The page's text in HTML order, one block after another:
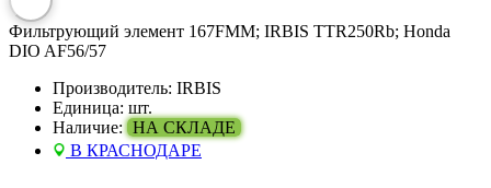
Фильтрующий элемент 167FMM; IRBIS TTR250Rb; Honda
DIO AF56/57
Производитель: IRBIS
Единица: шт.
Наличие: НА СКЛАДЕ
В КРАСНОДАРЕ